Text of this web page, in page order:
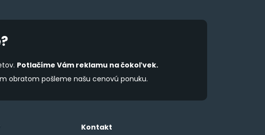
page
Potlačíme Vám reklamu na čokoľvek.
obratom pošleme našu cenovú ponuku.
Kontakt